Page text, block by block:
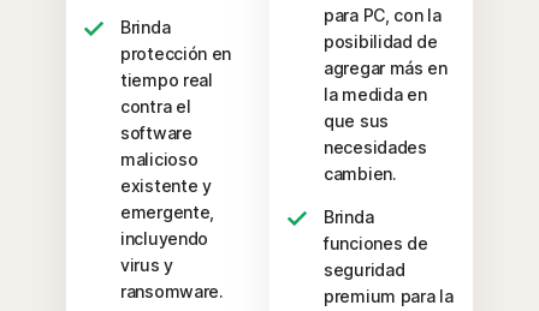
Brinda
protección en
tiempo real
contra el
software
malicioso
existente y
emergente,
incluyendo
virus y
ransomware.
para PC, con la
posibilidad de
agregar más en
la medida en
que sus
necesidades
cambien.
Brinda
funciones de
seguridad
premium para la